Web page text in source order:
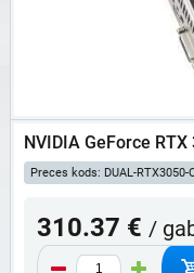
NVIDIA GeForce
Preces kods: DUAL-RTX3050-
310.37 € /